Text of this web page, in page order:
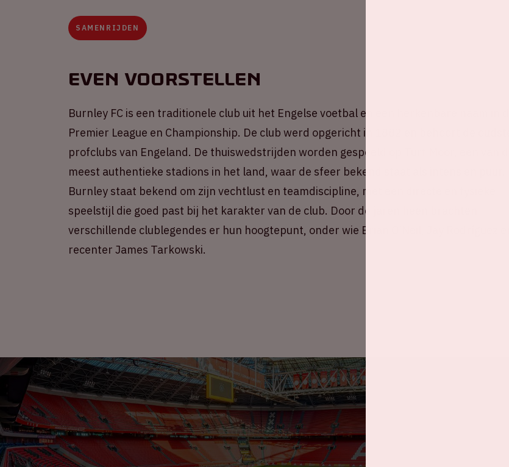
SAMENRIJDEN
Even voorstellen
Burnley FC is een traditionele club uit het Engelse voetbal en een herkenbare naam in de
Premier League en Championship. De club werd opgericht in 1882 en behoort de oudste
profclubs van Engeland. De thuiswedstrijden worden gespeeld op Turf Moor, een van de
meest authentieke stadions in het land, waar de sfeer bekend staat als intens en puur.
Burnley staat bekend om zijn vechtlust en teamdiscipline, met een directe en fysieke
speelstijl die goed past bij het karakter van de club. Door de jaren heen brachten
verschillende clublegendes er hun hoogtepunt, onder wie Brian O’Neil, Jay Rodríguez en
recenter James Tarkowski.